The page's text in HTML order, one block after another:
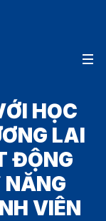
HỌC
LAI
ĐỘNG
NĂNG
VIÊN